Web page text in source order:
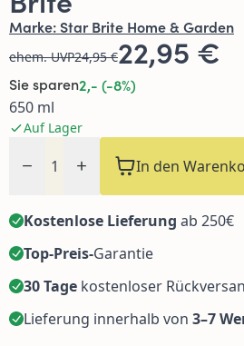
Marke: Star Brite Home & Garden
ehem. UVP24,95 €22,95 €
Sie sparen2,- (-8%)
650 ml
Auf Lager
In den
Kostenlose Lieferung ab 250€
Top-Preis-Garantie
30 Tage kostenloser
Lieferung innerhalb von 3–7